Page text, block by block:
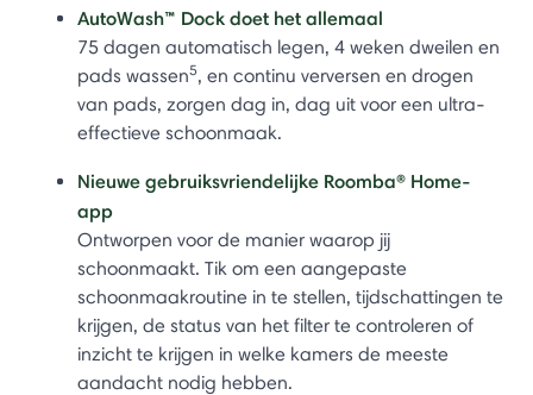
AutoWash™ Dock doet het allemaal
75 dagen automatisch legen, 4 weken dweilen en
pads wassen5, en continu verversen en drogen
van pads, zorgen dag in, dag uit voor een ultra-
effectieve schoonmaak.
Nieuwe gebruiksvriendelijke Roomba® Home-
app
Ontworpen voor de manier waarop jij
schoonmaakt. Tik om een aangepaste
schoonmaakroutine in te stellen, tijdschattingen te
krijgen, de status van het filter te controleren of
inzicht te krijgen in welke kamers de meeste
aandacht nodig hebben.